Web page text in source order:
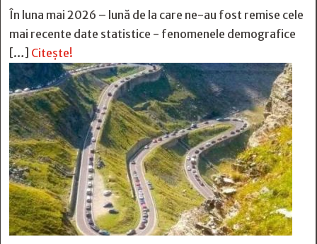
În luna mai 2026 – lună de la care ne-au fost remise cele
mai recente date statistice - fenomenele demografice
[…] Citește!